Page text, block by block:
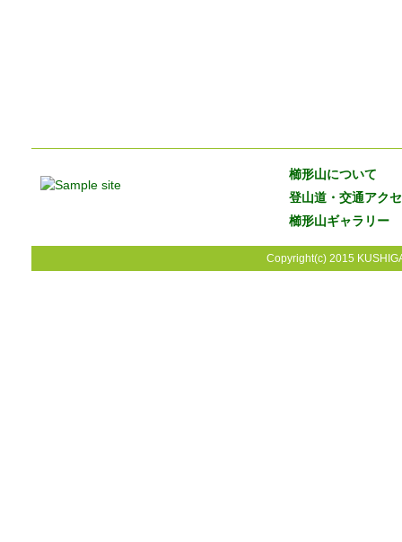
櫛形山について
登山道・交通アク
櫛形山ギャラリー
Copyright(c) 2015